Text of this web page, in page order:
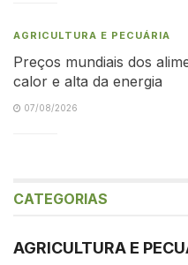
AGRICULTURA E PECUÁRIA
Preços mundiais dos
calor e alta da energia
07/08/2026
CATEGORIAS
AGRICULTURA E